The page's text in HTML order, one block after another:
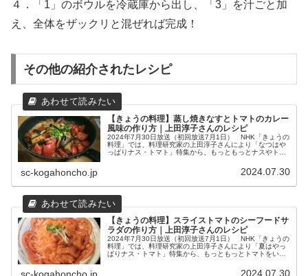
４．「1」のボウルを冷蔵庫から出し、「3」を汁ごと加
え、全体をザックリと混ぜれば完成！
その他の紹介されたレシピ
【きょうの料理】蒸し焼きなすとトマトのカレー
風味の作り方｜上田淳子さんのレシピ
2024年7月30日放送（初回放送7月1日） NHK「きょうの
料理」では、料理研究家の上田淳子さんにより「なつはや
っぱりナス・トマト」特集から、もっともっとナスやトマ
sc-kogahoncho.jp 2024.07.30
【きょうの料理】スライストマトのシーフードサ
ラダの作り方｜上田淳子さんのレシピ
2024年7月30日放送（初回放送7月1日） NHK「きょうの
料理」では、料理研究家の上田淳子さんにより「夏はやっ
ぱりナス・トマト」特集から、もっともっとトマトをいた
2024.07.30